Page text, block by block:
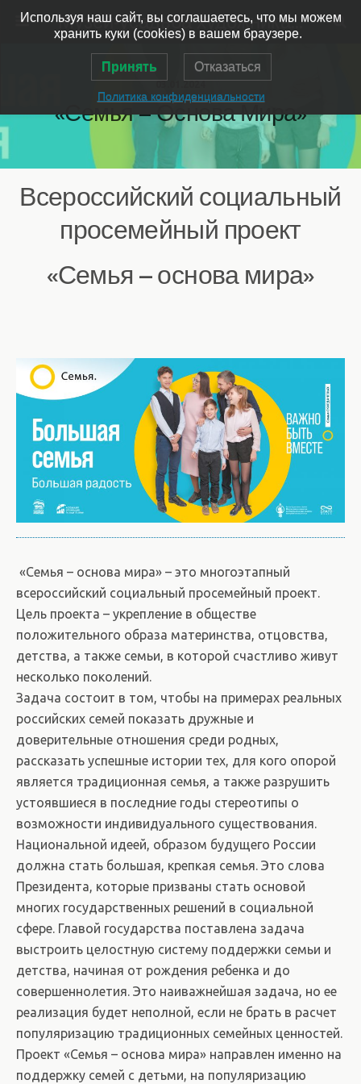
Музей-усадьба художника Ярошенко
03.01.2024
«Семья – Основа Мира»
Всероссийский социальный
просемейный проект
«Семья – основа мира»
«Семья – основа мира» – это многоэтапный
всероссийский социальный просемейный проект.
Цель проекта – укрепление в обществе
положительного образа материнства, отцовства,
детства, а также семьи, в которой счастливо живут
несколько поколений.
Задача состоит в том, чтобы на примерах реальных
российских семей показать дружные и
доверительные отношения среди родных,
рассказать успешные истории тех, для кого опорой
является традиционная семья, а также разрушить
устоявшиеся в последние годы стереотипы о
возможности индивидуального существования.
Национальной идеей, образом будущего России
должна стать большая, крепкая семья. Это слова
Президента, которые призваны стать основой
многих государственных решений в социальной
сфере. Главой государства поставлена задача
выстроить целостную систему поддержки семьи и
детства, начиная от рождения ребенка и до
совершеннолетия. Это наиважнейшая задача, но ее
реализация будет неполной, если не брать в расчет
популяризацию традиционных семейных ценностей.
Проект «Семья – основа мира» направлен именно на
поддержку семей с детьми, на популяризацию
Используя наш сайт, вы соглашаетесь, что мы можем
хранить куки (cookies) в вашем браузере.
Принять Отказаться
Политика конфиденциальности